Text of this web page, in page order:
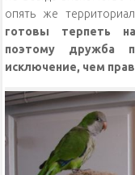
опять же
готовы терпеть
поэтому дружба
исключение, чем